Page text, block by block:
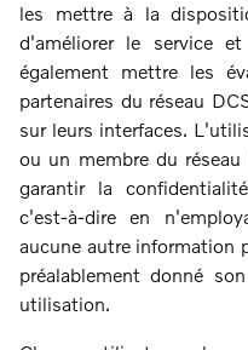
les mettre à la
d'améliorer le service
également mettre les
partenaires du réseau
sur leurs interfaces.
ou un membre du
garantir la
c'est-à-dire en
aucune autre information
préalablement donné
utilisation.